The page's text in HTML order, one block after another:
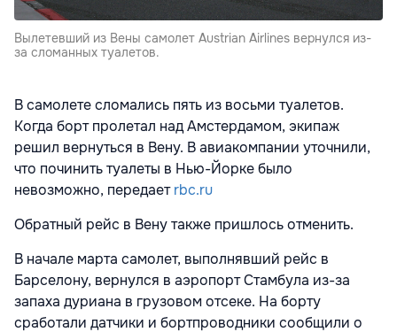
Вылетевший из Вены самолет Austrian Airlines вернулся из-
за сломанных туалетов.
В самолете сломались пять из восьми туалетов.
Когда борт пролетал над Амстердамом, экипаж
решил вернуться в Вену. В авиакомпании уточнили,
что починить туалеты в Нью-Йорке было
невозможно, передаетrbc.ru
Обратный рейс в Вену также пришлось отменить.
В начале марта самолет, выполнявший рейс в
Барселону, вернулся в аэропорт Стамбула из-за
запаха дуриана в грузовом отсеке. На борту
сработали датчики и бортпроводники сообщили о